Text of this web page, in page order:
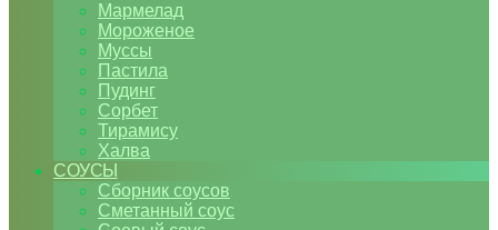
Мармелад
Мороженое
Муссы
Пастила
Пудинг
Сорбет
Тирамису
Халва
СОУСЫ
Сборник соусов
Сметанный соус